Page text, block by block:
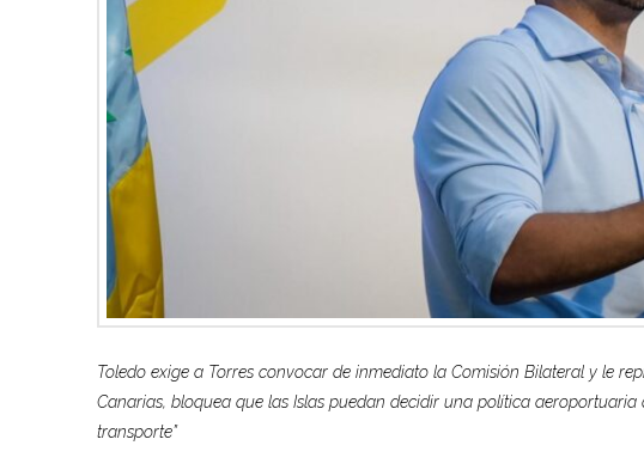
Toledo exige a Torres convocar de inmediato la Comisión Bilateral y le
Canarias, bloquea que las Islas puedan decidir una política
transporte”